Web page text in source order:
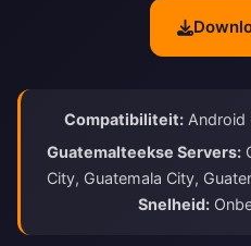
Compatibiliteit: Android
Guatemalteekse Servers:
City, Guatemala City,
Snelheid: